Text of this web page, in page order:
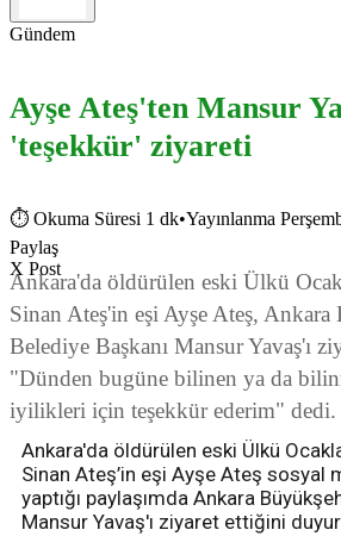
Gündem
Ayşe Ateş'ten Mansur
'teşekkür' ziyareti
⏱ Okuma Süresi 1 dk•Yayınlanma
Paylaş
X Post
Ankara'da öldürülen eski Ülkü
Sinan Ateş'in eşi Ayşe Ateş,
Belediye Başkanı Mansur Yavaş'ı
"Dünden bugüne bilinen ya da
iyilikleri için teşekkür ederim" dedi.
Ankara'da öldürülen eski Ülkü
Sinan Ateş’in eşi Ayşe Ateş sosyal
yaptığı paylaşımda Ankara
Mansur Yavaş'ı ziyaret ettiğini